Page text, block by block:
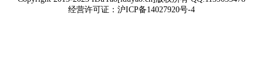
经营许可证： 沪ICP备14027920号-4